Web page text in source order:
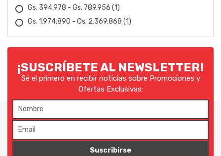
ELECTROPLASTIC
EMEB
FAESIN
FANEP
FIAC
FIOLUX
Gs. 394.978 - Gs. 789.956 (1)
Gs. 1.974.890 - Gs. 2.369.868 (1)
¡SUSCRÍBETE AL NEWSLETTER!
Sé el primero en recibir noticias sobre Promociones y
Ofertas Exclusivas:
Suscribirse